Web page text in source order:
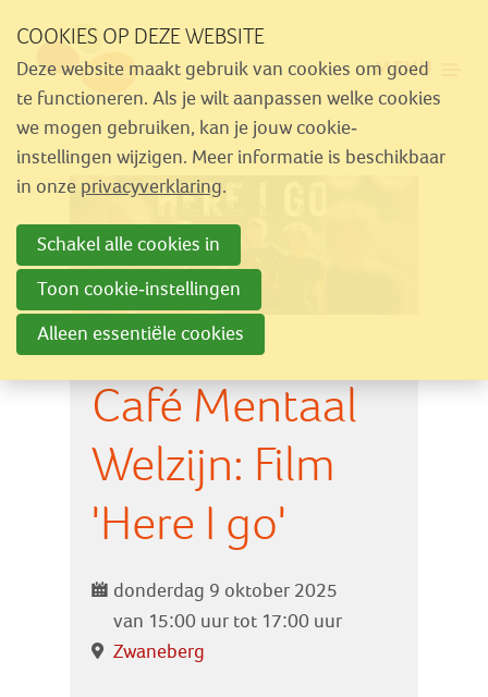
links
over
Spring
naar
navigatie
naar
hoofdinhoud
MENU
Café Mentaal
Welzijn: Film
'Here I go'
donderdag 9 oktober 2025
van 15:00 uur tot 17:00 uur
Zwaneberg
Aanbod
Nieuws
Activiteiten
Over Similes
Contact
Lid worden
Vrijwilliger worden
COOKIES OP DEZE WEBSITE
Deze website maakt gebruik van cookies om goed
te functioneren. Als je wilt aanpassen welke cookies
we mogen gebruiken, kan je jouw cookie-
instellingen wijzigen. Meer informatie is beschikbaar
in onze privacyverklaring.
Schakel alle cookies in
Toon cookie-instellingen
Alleen essentiële cookies